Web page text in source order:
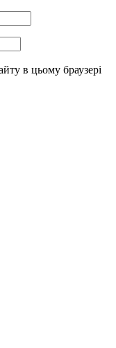
в цьому браузері